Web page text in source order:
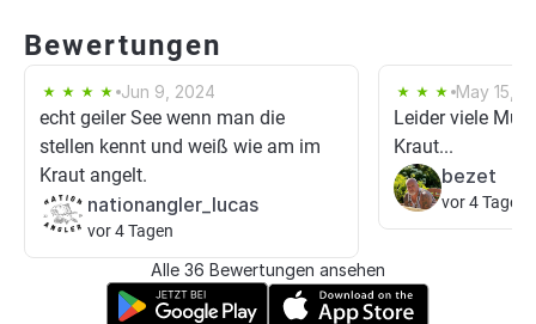
Bewertungen
Jun 9, 2024
echt geiler See wenn man die
stellen kennt und weiß wie am im
Kraut angelt.
nationangler_lucas
vor 4 Tagen
May 15,
Leider viele
Kraut...
bezet
vor 4 Tagen
Alle 36 Bewertungen ansehen